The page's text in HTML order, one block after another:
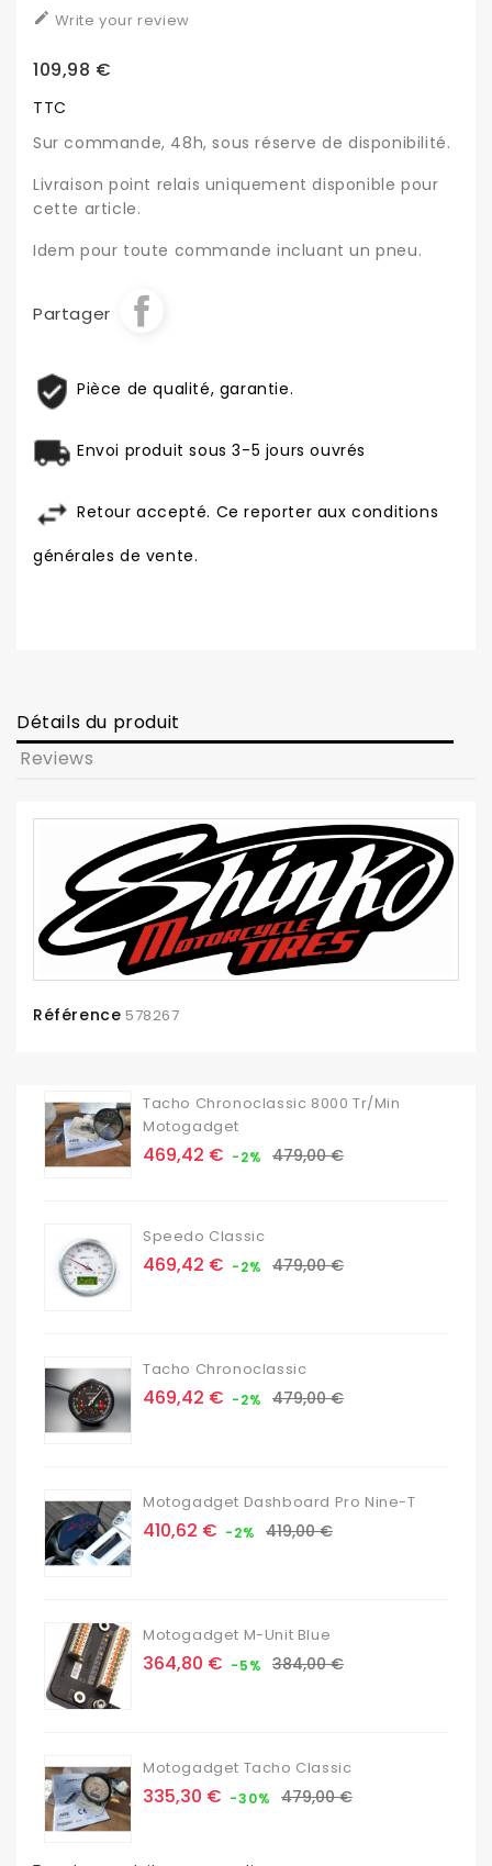
 Write your review
109,98 €
TTC
Sur commande, 48h, sous réserve de disponibilité.
Livraison point relais uniquement disponible pour
cette article.
Idem pour toute commande incluant un pneu.
Partager
Pièce de qualité, garantie.
Envoi produit sous 3-5 jours ouvrés
Retour accepté. Ce reporter aux conditions
générales de vente.
Détails du produit
Reviews
Référence 578267
Tacho Chronoclassic 8000 Tr/min
Motogadget
Prix
469,42 € -2% Prix
479,00 €
Speedo Classic
Prix
469,42 € -2% Prix
479,00 €
Tacho Chronoclassic
Prix
469,42 € -2% Prix
479,00 €
Motogadget Dashboard Pro Nine-T
Prix
410,62 € -2% Prix
419,00 €
Motogadget M-Unit Blue
Prix
364,80 € -5% Prix
384,00 €
Motogadget Tacho Classic
Prix
335,30 € -30% Prix
479,00 €